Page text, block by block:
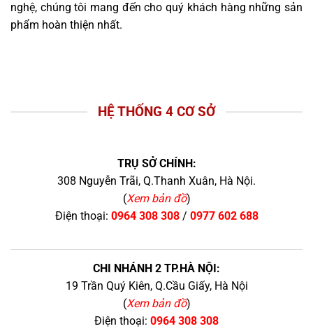
nghệ, chúng tôi mang đến cho quý khách hàng những sản
phẩm hoàn thiện nhất.
HỆ THỐNG 4 CƠ SỞ
TRỤ SỞ CHÍNH:
308 Nguyễn Trãi, Q.Thanh Xuân, Hà Nội.
(Xem bản đồ)
Điện thoại: 0964 308 308/ 0977 602 688
CHI NHÁNH 2 TP.HÀ NỘI:
19 Trần Quý Kiên, Q.Cầu Giấy, Hà Nội
(Xem bản đồ)
Điện thoại: 0964 308 308